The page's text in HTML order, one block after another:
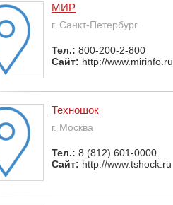
МИР
г. Санкт-Петербург
Тел.: 800-200-2-800
Сайт: http://www.mirinfo.ru
Техношок
г. Москва
Тел.: 8 (812) 601-0000
Сайт: http://www.tshock.ru